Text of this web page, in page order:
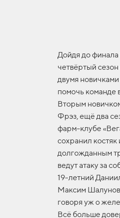
Дойдя до финала
четвёртый
двумя
помочь команде
Вторым
Фрэз, ещё два
фарм-клубе
сохранил костяк
долгожданным
ведут атаку за
19-летний
Максим Шалунов
говоря уж о
Всё больше